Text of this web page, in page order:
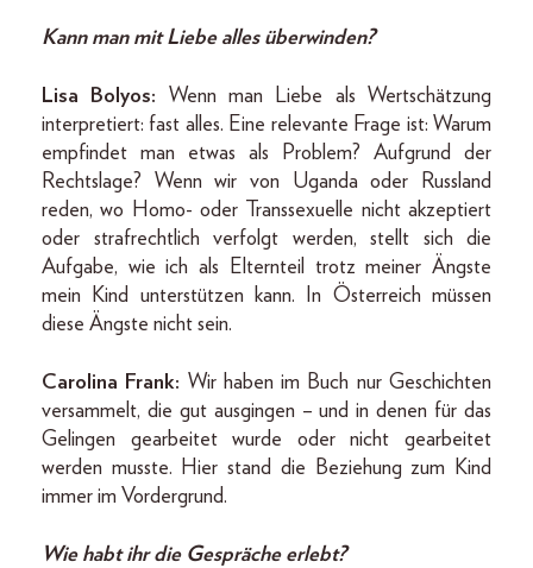
Kann man mit Liebe alles überwinden?
Lisa Bolyos: Wenn man Liebe als Wertschätzung
interpretiert: fast alles. Eine relevante Frage ist: Warum
empfindet man etwas als Problem? Aufgrund der
Rechtslage? Wenn wir von Uganda oder Russland
reden, wo Homo- oder Transsexuelle nicht akzeptiert
oder strafrechtlich verfolgt werden, stellt sich die
Aufgabe, wie ich als Elternteil trotz meiner Ängste
mein Kind unterstützen kann. In Österreich müssen
diese Ängste nicht sein.
Carolina Frank: Wir haben im Buch nur Geschichten
versammelt, die gut ausgingen – und in denen für das
Gelingen gearbeitet wurde oder nicht gearbeitet
werden musste. Hier stand die Beziehung zum Kind
immer im Vordergrund.
Wie habt ihr die Gespräche erlebt?